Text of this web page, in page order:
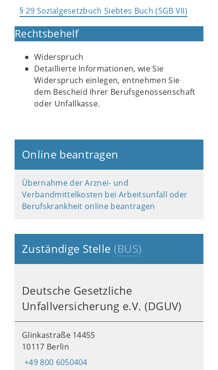
§ 29 Sozialgesetzbuch Siebtes Buch (SGB VII)
Rechtsbehelf
Widerspruch
Detaillierte Informationen, wie Sie
Widerspruch einlegen, entnehmen Sie
dem Bescheid Ihrer Berufsgenossenschaft
oder Unfallkasse.
Online beantragen
Übernahme der Arznei- und
Verbandmittelkosten bei Arbeitsunfall oder
Berufskrankheit online beantragen
Zuständige Stelle (BUS)
Deutsche Gesetzliche
Unfallversicherung e.V. (DGUV)
Glinkastraße 14455
10117 Berlin
+49 800 6050404